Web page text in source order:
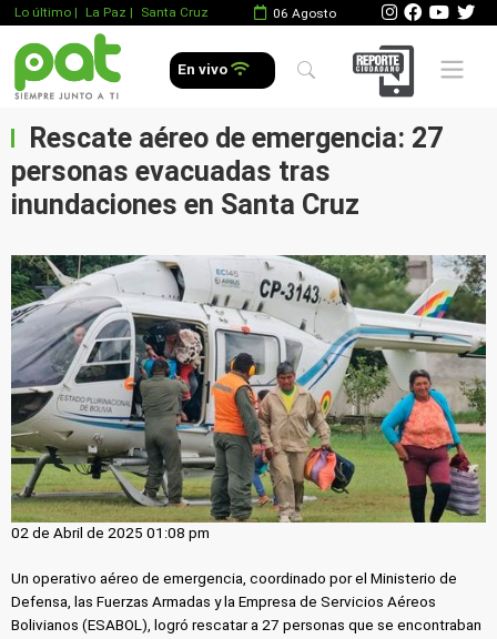
Lo último | La Paz | Santa Cruz 06 Agosto
En vivo Mobile
Rescate aéreo de emergencia: 27
personas evacuadas tras
inundaciones en Santa Cruz
02 de Abril de 2025 01:08 pm
Un operativo aéreo de emergencia, coordinado por el Ministerio de
Defensa, las Fuerzas Armadas y la Empresa de Servicios Aéreos
Bolivianos (ESABOL), logró rescatar a 27 personas que se encontraban